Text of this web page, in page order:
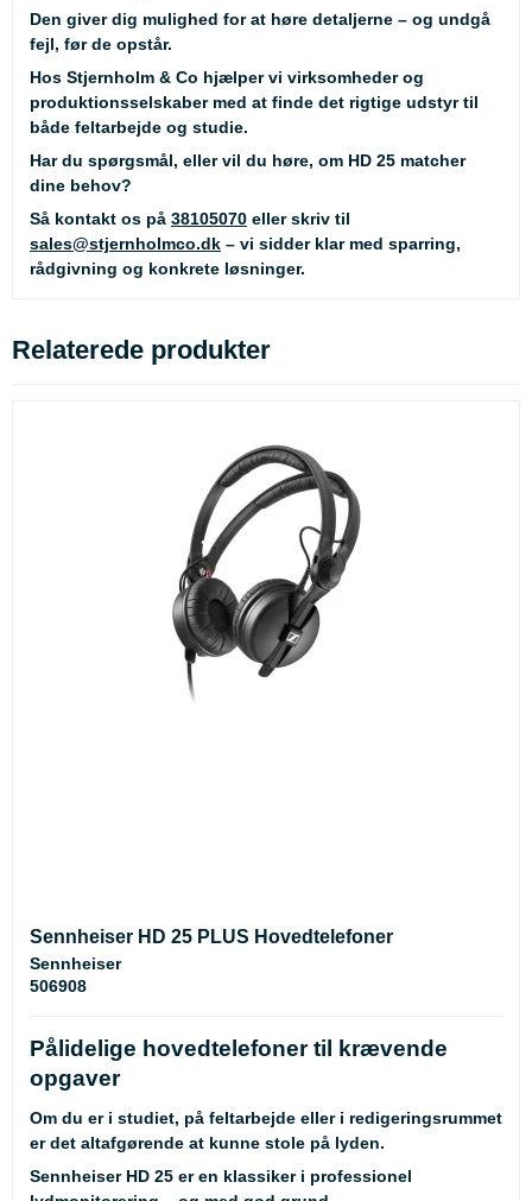
Den giver dig mulighed for at høre detaljerne – og undgå
fejl, før de opstår.
Hos Stjernholm & Co hjælper vi virksomheder og
produktionsselskaber med at finde det rigtige udstyr til
både feltarbejde og studie.
Har du spørgsmål, eller vil du høre, om HD 25 matcher
dine behov?
Så kontakt os på 38105070 eller skriv til
sales@stjernholmco.dk – vi sidder klar med sparring,
rådgivning og konkrete løsninger.
Relaterede produkter
Sennheiser HD 25 PLUS Hovedtelefoner
Sennheiser
506908
Pålidelige hovedtelefoner til krævende
opgaver
Om du er i studiet, på feltarbejde eller i redigeringsrummet
er det altafgørende at kunne stole på lyden.
Sennheiser HD 25 er en klassiker i professionel